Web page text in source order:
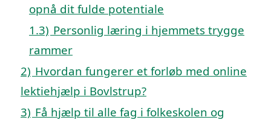
opnå dit fulde potentiale
1.3) Personlig læring i hjemmets trygge
rammer
2) Hvordan fungerer et forløb med online
lektiehjælp i Bovlstrup?
3) Få hjælp til alle fag i folkeskolen og